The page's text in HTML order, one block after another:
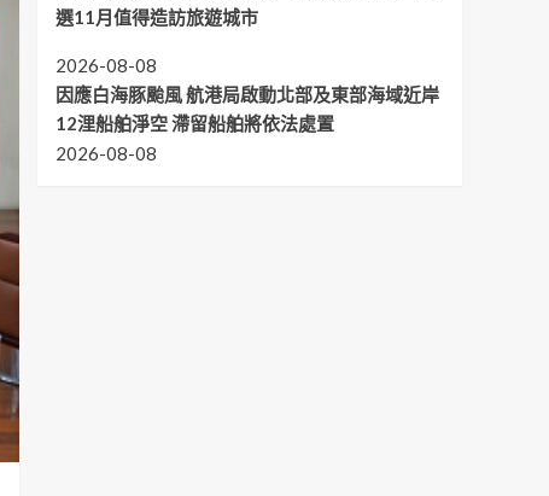
選11月值得造訪旅遊城市
2026-08-08
因應白海豚颱風 航港局啟動北部及東部海域近岸
12浬船舶淨空 滯留船舶將依法處置
2026-08-08